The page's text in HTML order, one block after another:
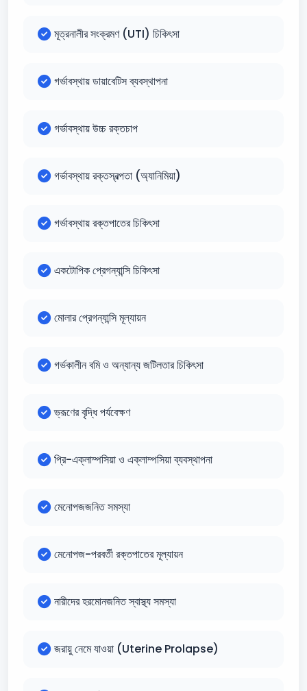
মূত্রনালীর সংক্রমণ (UTI) চিকিৎসা
গর্ভাবস্থায় ডায়াবেটিস ব্যবস্থাপনা
গর্ভাবস্থায় উচ্চ রক্তচাপ
গর্ভাবস্থায় রক্তস্বল্পতা (অ্যানিমিয়া)
গর্ভাবস্থায় রক্তপাতের চিকিৎসা
একটোপিক প্রেগন্যান্সি চিকিৎসা
মোলার প্রেগন্যান্সি মূল্যায়ন
গর্ভকালীন বমি ও অন্যান্য জটিলতার চিকিৎসা
ভ্রূণের বৃদ্ধি পর্যবেক্ষণ
প্রি-এক্লাম্পসিয়া ও এক্লাম্পসিয়া ব্যবস্থাপনা
মেনোপজজনিত সমস্যা
মেনোপজ-পরবর্তী রক্তপাতের মূল্যায়ন
নারীদের হরমোনজনিত স্বাস্থ্য সমস্যা
জরায়ু নেমে যাওয়া (Uterine Prolapse)